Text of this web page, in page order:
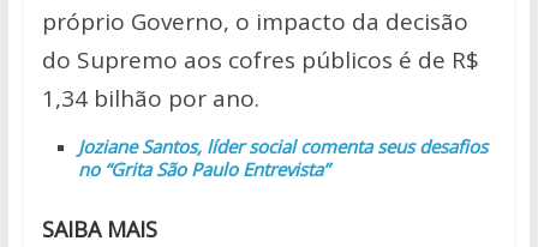
próprio Governo, o impacto da decisão
do Supremo aos cofres públicos é de R$
1,34 bilhão por ano.
Joziane Santos, líder social comenta seus desafios
no “Grita São Paulo Entrevista”
SAIBA MAIS